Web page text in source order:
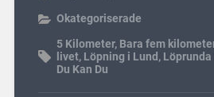
Okategoriserade
5 Kilometer, Bara fem
livet, Löpning i Lund, Löprunda
Du Kan Du